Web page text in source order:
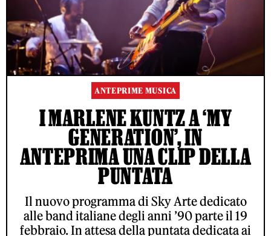
ANTEPRIME MUSICA
I MARLENE KUNTZ A ‘MY
GENERATION’, IN
ANTEPRIMA UNA CLIP DELLA
PUNTATA
Il nuovo programma di Sky Arte dedicato
alle band italiane degli anni ’90 parte il 19
febbraio. In attesa della puntata dedicata ai